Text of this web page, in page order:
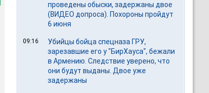
проведены обыски, задержаны двое
(ВИДЕО допроса). Похороны пройдут
6 июня
09:16
Убийцы бойца спецназа ГРУ,
зарезавшие его у "БирХауса", бежали
в Армению. Следствие уверено, что
они будут выданы. Двое уже
задержаны